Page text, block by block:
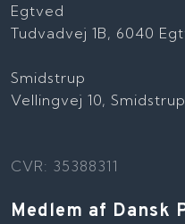
Egtved
Tudvadvej 1B, 6040
Smidstrup
Vellingvej 10,
CVR: 35388311
Medlem af Dansk